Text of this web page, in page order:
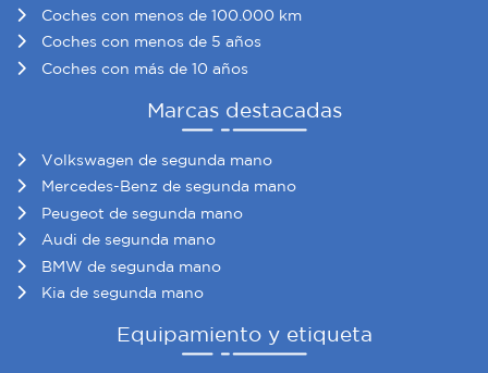
Coches con menos de 100.000 km
Coches con menos de 5 años
Coches con más de 10 años
Marcas destacadas
Volkswagen de segunda mano
Mercedes-Benz de segunda mano
Peugeot de segunda mano
Audi de segunda mano
BMW de segunda mano
Kia de segunda mano
Equipamiento y etiqueta